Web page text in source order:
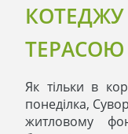
ТЕРАСОЮ
Як тільки в
понеділка,
житловому